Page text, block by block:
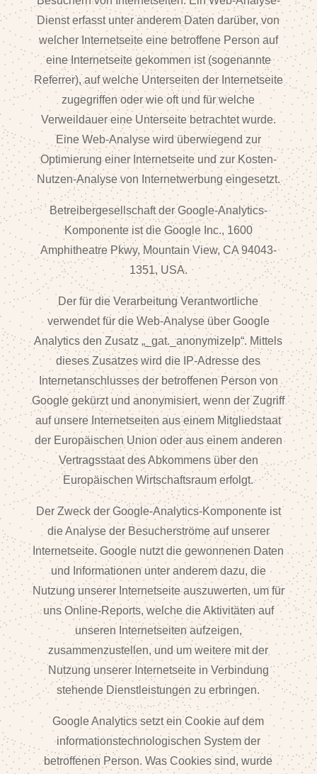
Dienst erfasst unter anderem Daten darüber, von
welcher Internetseite eine betroffene Person auf
eine Internetseite gekommen ist (sogenannte
Referrer), auf welche Unterseiten der Internetseite
zugegriffen oder wie oft und für welche
Verweildauer eine Unterseite betrachtet wurde.
Eine Web-Analyse wird überwiegend zur
Optimierung einer Internetseite und zur Kosten-
Nutzen-Analyse von Internetwerbung eingesetzt.
Betreibergesellschaft der Google-Analytics-
Komponente ist die Google Inc., 1600
Amphitheatre Pkwy, Mountain View, CA 94043-
1351, USA.
Der für die Verarbeitung Verantwortliche
verwendet für die Web-Analyse über Google
Analytics den Zusatz „_gat._anonymizeIp“. Mittels
dieses Zusatzes wird die IP-Adresse des
Internetanschlusses der betroffenen Person von
Google gekürzt und anonymisiert, wenn der Zugriff
auf unsere Internetseiten aus einem Mitgliedstaat
der Europäischen Union oder aus einem anderen
Vertragsstaat des Abkommens über den
Europäischen Wirtschaftsraum erfolgt.
Der Zweck der Google-Analytics-Komponente ist
die Analyse der Besucherströme auf unserer
Internetseite. Google nutzt die gewonnenen Daten
und Informationen unter anderem dazu, die
Nutzung unserer Internetseite auszuwerten, um für
uns Online-Reports, welche die Aktivitäten auf
unseren Internetseiten aufzeigen,
zusammenzustellen, und um weitere mit der
Nutzung unserer Internetseite in Verbindung
stehende Dienstleistungen zu erbringen.
Google Analytics setzt ein Cookie auf dem
informationstechnologischen System der
betroffenen Person. Was Cookies sind, wurde